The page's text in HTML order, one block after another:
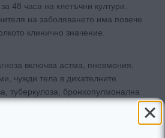
48 часа на клетъчни култури.
на заболяването има повече
клинично значение.
включва астма, пневмония,
чужди тела в дихателните
туберкулоза, бронхопулмонална
cъдoви аномалии,